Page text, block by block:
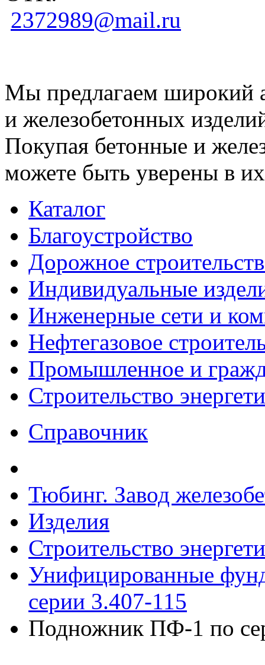
2372989@mail.ru
Мы предлагаем широкий
и железобетонных
Покупая бетонные и
можете быть уверены в их
Каталог
Благоустройство
Дорожное
Индивидуальные
Инженерные сети и
Нефтегазовое
Промышленное и
Строительство
Справочник
Тюбинг. Завод
Изделия
Строительство
Унифицированные
серии 3.407-115
Подножник ПФ-1 по